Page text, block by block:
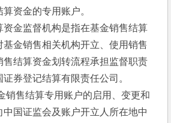
资金的专用账户。
监督机构是指在基金销售结算
金销售相关机构开立、使用销售
售结算资金划转流程承担监督职责
券登记结算有限责任公司。
结算专用账户的启用、变更和
国证监会及账户开立人所在地中